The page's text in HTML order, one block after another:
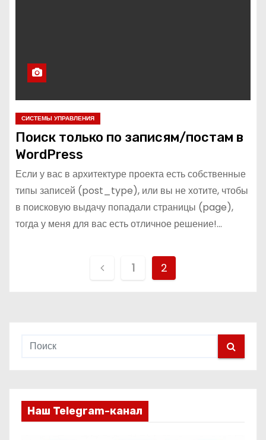
СИСТЕМЫ УПРАВЛЕНИЯ
Поиск только по записям/постам в
WordPress
Если у вас в архитектуре проекта есть собственные
типы записей (post_type), или вы не хотите, чтобы
в поисковую выдачу попадали страницы (page),
тогда у меня для вас есть отличное решение!…
ц
1 2
Наш Telegram-канал